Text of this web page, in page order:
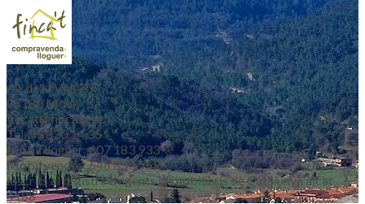
Av. de la Vila 20
08180 Moià
fincat@fincat.cat
Tel. 93 830 14 35
Mòbil lloguer: 607 183 933
Mòbil vendes: 646 853 559
Inscrits al registre d’agents immobiliaris de Catalunya aicat
4188